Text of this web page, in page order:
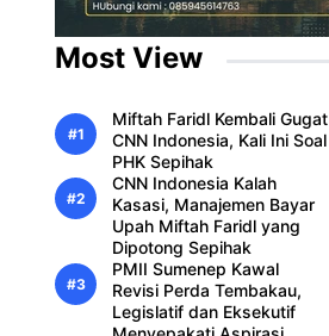
Most View
Miftah Faridl Kembali Gugat
CNN Indonesia, Kali Ini Soal
PHK Sepihak
CNN Indonesia Kalah
Kasasi, Manajemen Bayar
Upah Miftah Faridl yang
Dipotong Sepihak
PMII Sumenep Kawal
Revisi Perda Tembakau,
Legislatif dan Eksekutif